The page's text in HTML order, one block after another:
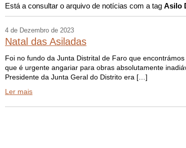
Está a consultar o arquivo de notícias com a tag Asilo
4 de Dezembro de 2023
Natal das Asiladas
Foi no fundo da Junta Distrital de Faro que
que é urgente angariar para obras absolutamente
Presidente da Junta Geral do Distrito era […]
Ler mais